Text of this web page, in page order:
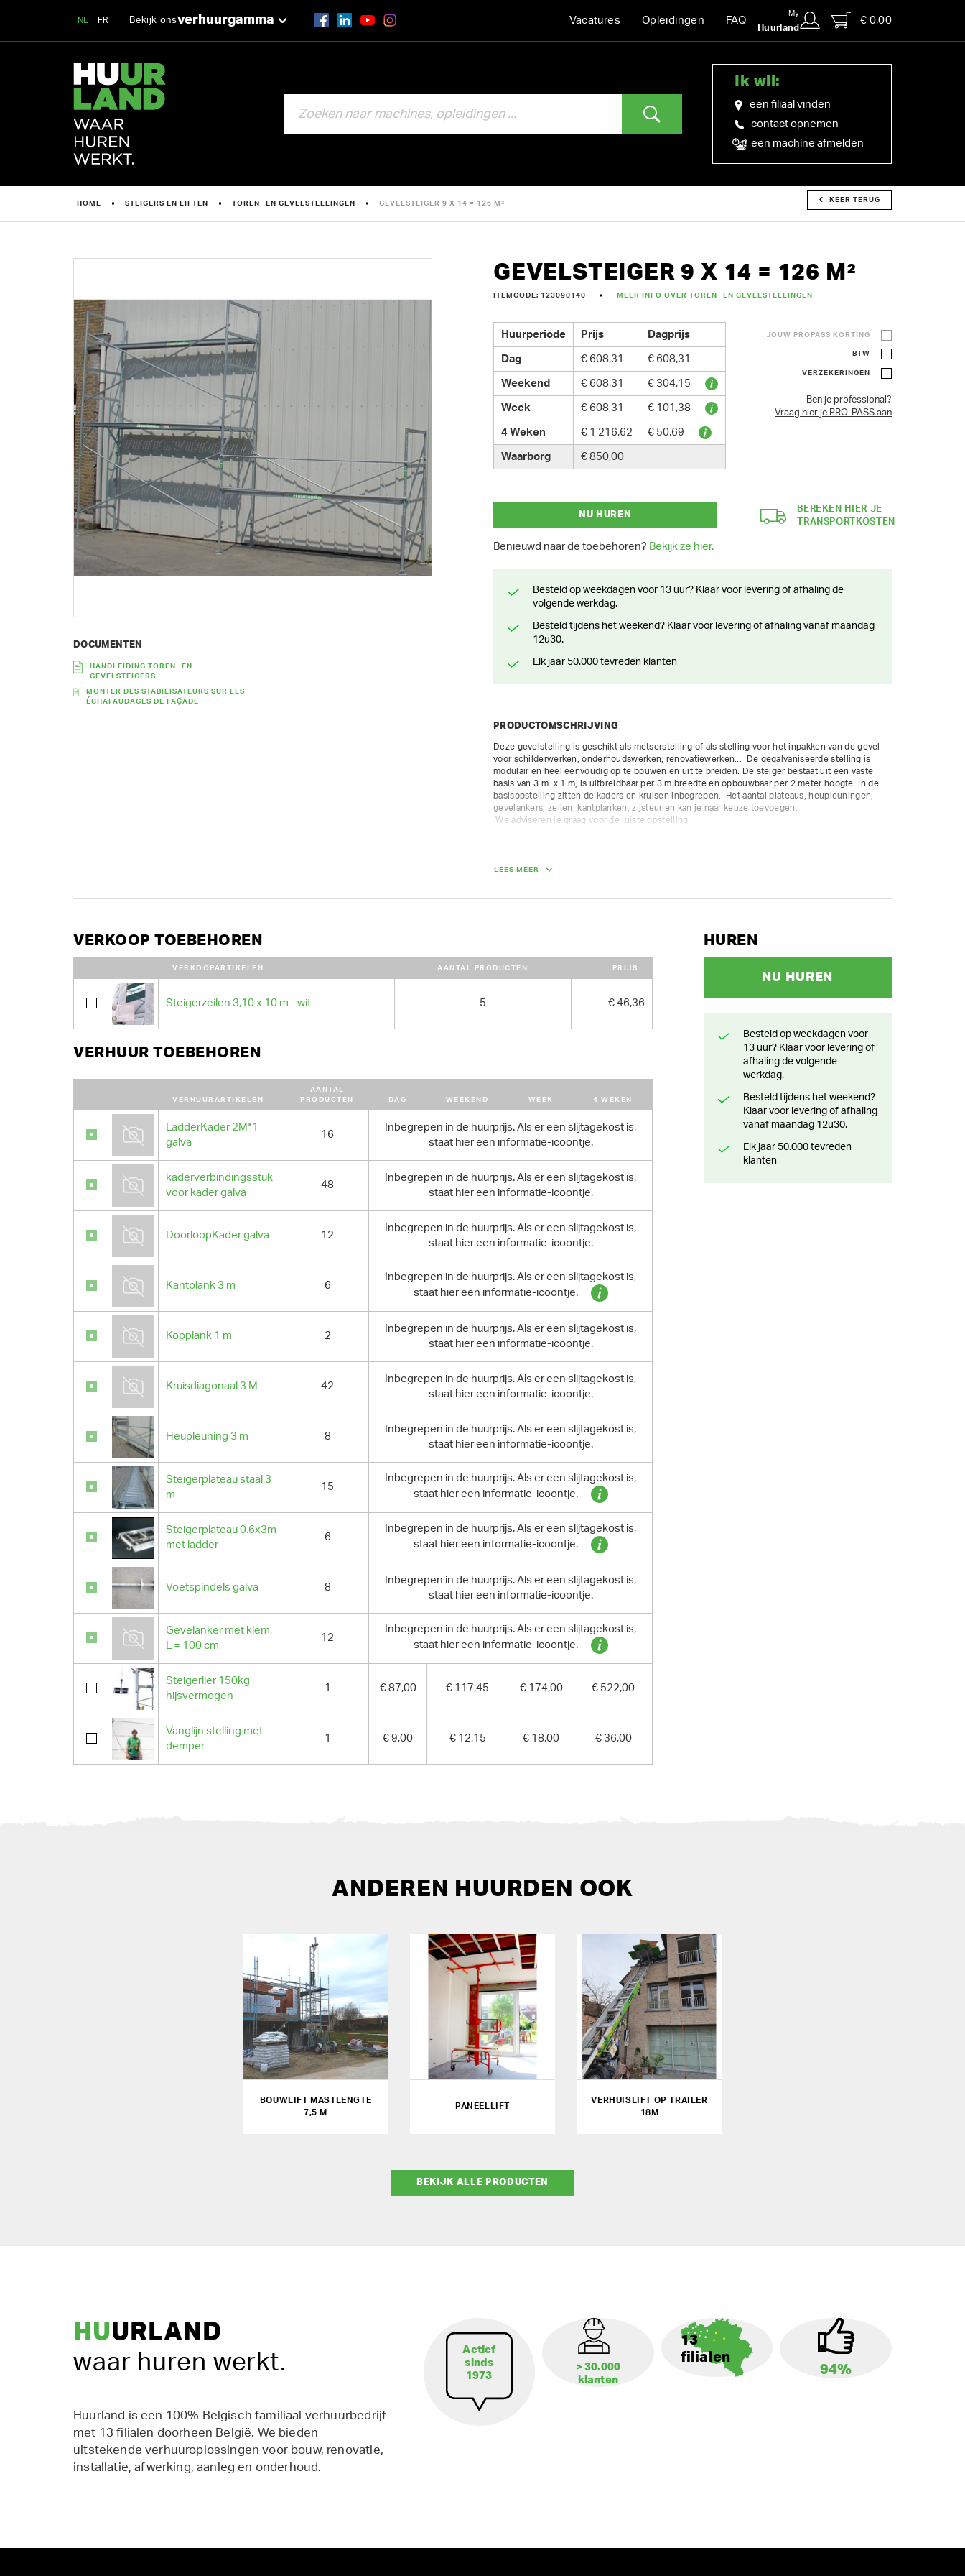
NL FR Bekijk onsverhuurgamma Vacatures Opleidingen FAQ
My
Huurland
€ 0,00
Ik wil:
een filiaal vinden
contact opnemen
een machine afmelden
HOME STEIGERS EN LIFTEN TOREN- EN GEVELSTELLINGEN GEVELSTEIGER 9 X 14 = 126 M² KEER TERUG
GEVELSTEIGER 9 X 14 = 126 M²
ITEMCODE: 123090140 MEER INFO OVER TOREN- EN GEVELSTELLINGEN
DOCUMENTEN
HANDLEIDING TOREN- EN
GEVELSTEIGERS
MONTER DES STABILISATEURS SUR LES
ÉCHAFAUDAGES DE FAÇADE
Huurperiode Prijs Dagprijs
Dag € 608,31 € 608,31
Weekend € 608,31 € 304,15
Week € 608,31 € 101,38
4 Weken € 1 216,62 € 50,69
Waarborg € 850,00
JOUW PROPASS KORTING
BTW
VERZEKERINGEN
Ben je professional?
Vraag hier je PRO-PASS aan
NU HUREN
Benieuwd naar de toebehoren? Bekijk ze hier.
BEREKEN HIER JE
TRANSPORTKOSTEN
Besteld op weekdagen voor 13 uur? Klaar voor levering of afhaling de
volgende werkdag.
Besteld tijdens het weekend? Klaar voor levering of afhaling vanaf maandag
12u30.
Elk jaar 50.000 tevreden klanten
PRODUCTOMSCHRIJVING
Deze gevelstelling is geschikt als metserstelling of als stelling voor het inpakken van de gevel
voor schilderwerken, onderhoudswerken, renovatiewerken...  De gegalvaniseerde stelling is
modulair en heel eenvoudig op te bouwen en uit te breiden. De steiger bestaat uit een vaste
basis van 3 m  x 1 m, is uitbreidbaar per 3 m breedte en opbouwbaar per 2 meter hoogte. In de
basisopstelling zitten de kaders en kruisen inbegrepen.  Het aantal plateaus, heupleuningen,
gevelankers, zeilen, kantplanken, zijsteunen kan je naar keuze toevoegen.
We adviseren je graag voor de juiste opstelling.
Belastingsklasse 4 (300 lg/m²) - beschikbaar met ladderkaders en doorloopkaders.  Enkel
LEES MEER
VERKOOP TOEBEHOREN
VERKOOPARTIKELEN AANTAL PRODUCTEN PRIJS
Steigerzeilen 3,10 x 10 m - wit 5 € 46,36
VERHUUR TOEBEHOREN
VERHUURARTIKELEN
AANTAL
PRODUCTEN
DAG WEEKEND WEEK 4 WEKEN
LadderKader 2M*1
galva
16
Inbegrepen in de huurprijs. Als er een slijtagekost is,
staat hier een informatie-icoontje.
kaderverbindingsstuk
voor kader galva
48
Inbegrepen in de huurprijs. Als er een slijtagekost is,
staat hier een informatie-icoontje.
DoorloopKader galva 12
Inbegrepen in de huurprijs. Als er een slijtagekost is,
staat hier een informatie-icoontje.
Kantplank 3 m 6
Inbegrepen in de huurprijs. Als er een slijtagekost is,
staat hier een informatie-icoontje.
Kopplank 1 m 2
Inbegrepen in de huurprijs. Als er een slijtagekost is,
staat hier een informatie-icoontje.
Kruisdiagonaal 3 M 42
Inbegrepen in de huurprijs. Als er een slijtagekost is,
staat hier een informatie-icoontje.
Heupleuning 3 m 8
Inbegrepen in de huurprijs. Als er een slijtagekost is,
staat hier een informatie-icoontje.
Steigerplateau staal 3
m
15
Inbegrepen in de huurprijs. Als er een slijtagekost is,
staat hier een informatie-icoontje.
Steigerplateau 0.6x3m
met ladder
6
Inbegrepen in de huurprijs. Als er een slijtagekost is,
staat hier een informatie-icoontje.
Voetspindels galva 8
Inbegrepen in de huurprijs. Als er een slijtagekost is,
staat hier een informatie-icoontje.
Gevelanker met klem,
L = 100 cm
12
Inbegrepen in de huurprijs. Als er een slijtagekost is,
staat hier een informatie-icoontje.
Steigerlier 150kg
hijsvermogen
1 € 87,00 € 117,45 € 174,00 € 522,00
Vanglijn stelling met
demper
1 € 9,00 € 12,15 € 18,00 € 36,00
HUREN
NU HUREN
Besteld op weekdagen voor
13 uur? Klaar voor levering of
afhaling de volgende
werkdag.
Besteld tijdens het weekend?
Klaar voor levering of afhaling
vanaf maandag 12u30.
Elk jaar 50.000 tevreden
klanten
ANDEREN HUURDEN OOK
BOUWLIFT MASTLENGTE
7,5 M
PANEELLIFT
VERHUISLIFT OP TRAILER
18M
BEKIJK ALLE PRODUCTEN
HUURLAND
waar huren werkt.
Huurland is een 100% Belgisch familiaal verhuurbedrijf
met 13 filialen doorheen België. We bieden
uitstekende verhuuroplossingen voor bouw, renovatie,
installatie, afwerking, aanleg en onderhoud.
Actief
sinds
1973
> 30.000
klanten
13
filialen
94%